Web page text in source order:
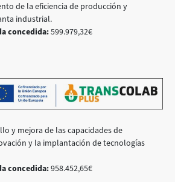
de la eficiencia de producción y
industrial.
concedida:599.979,32€
y mejora de las capacidades de
y la implantación de tecnologías
concedida:958.452,65€